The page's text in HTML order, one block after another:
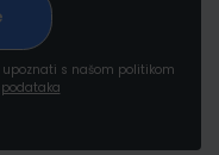
s našom politikom